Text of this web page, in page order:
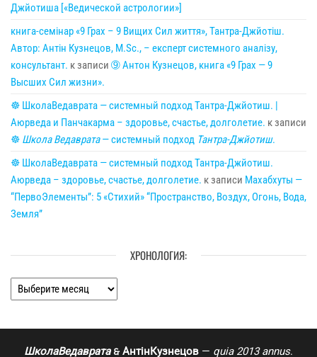
Джйотиша [«Ведической астрологии»]
книга-семінар «9 Грах – 9 Вищих Сил життя», Тантра-Джйотіш.
Автор: Антін Кузнецов, M.Sc., – експерт системного аналізу,
консультант. к записи ➈ Антон Кузнецов, книга «9 Грах — 9
Высших Сил жизни».
☸ ШколаВедаврата — системный подход Тантра-Джйотиш. |
Аюрведа и Панчакарма – здоровье, счастье, долголетие. к записи
☸ Школа Ведаврата— системный подход Тантра-Джйотиш.
☸ ШколаВедаврата — системный подход Тантра-Джйотиш.
Аюрведа – здоровье, счастье, долголетие. к записи Махабхуты —
“ПервоЭлементы”: 5 «Стихий» “Пространство, Воздух, Огонь, Вода,
Земля”
ХРОНОЛОГИЯ:
Хронология:
ШколаВедаврата 🙲 АнтінКузнецов — quia 2013 annus.